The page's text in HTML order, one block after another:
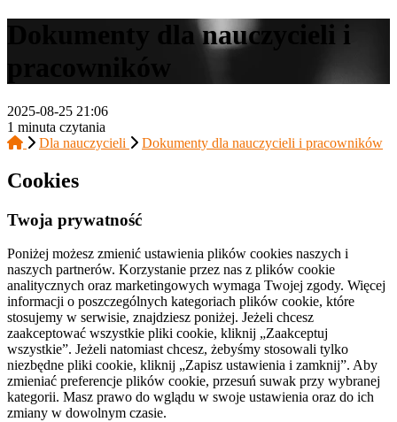
Dokumenty dla nauczycieli i
2025-08-25 21:06
1 minuta czytania
Dla nauczycieli
Dokumenty dla nauczycieli i pracowników
Cookies
Twoja prywatność
Poniżej możesz zmienić ustawienia plików cookies naszych i
naszych partnerów. Korzystanie przez nas z plików cookie
analitycznych oraz marketingowych wymaga Twojej zgody. Więcej
informacji o poszczególnych kategoriach plików cookie, które
stosujemy w serwisie, znajdziesz poniżej. Jeżeli chcesz
zaakceptować wszystkie pliki cookie, kliknij „Zaakceptuj
wszystkie”. Jeżeli natomiast chcesz, żebyśmy stosowali tylko
niezbędne pliki cookie, kliknij „Zapisz ustawienia i zamknij”. Aby
zmieniać preferencje plików cookie, przesuń suwak przy wybranej
kategorii. Masz prawo do wglądu w swoje ustawienia oraz do ich
zmiany w dowolnym czasie.